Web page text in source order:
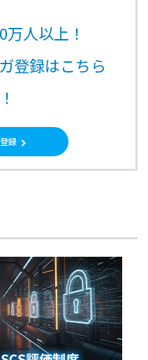
人以上！
登録はこちら
録